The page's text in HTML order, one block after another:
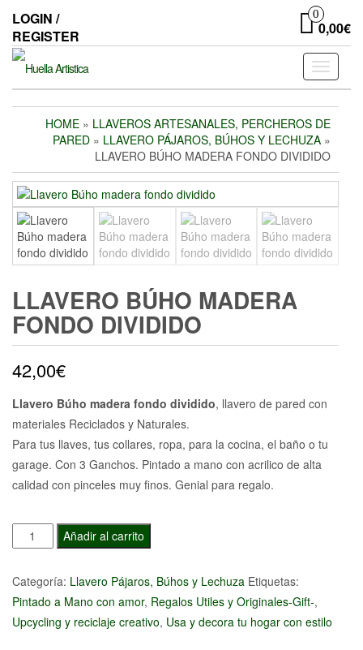
the
content
LOGIN /
REGISTER
0
0,00€
Toggle
HOME » LLAVEROS ARTESANALES, PERCHEROS DE
PARED » LLAVERO PÁJAROS, BÚHOS Y LECHUZA »
LLAVERO BÚHO MADERA FONDO DIVIDIDO
LLAVERO BÚHO MADERA
FONDO DIVIDIDO
42,00€
Llavero Búho madera fondo dividido, llavero de pared con
materiales Reciclados y Naturales.
Para tus llaves, tus collares, ropa, para la cocina, el baño o tu
garage. Con 3 Ganchos. Pintado a mano con acrilico de alta
calidad con pinceles muy finos. Genial para regalo.
Llavero
Búho
madera
fondo
dividido
cantidad
Añadir al carrito
Categoría: Llavero Pájaros, Búhos y Lechuza Etiquetas:
Pintado a Mano con amor, Regalos Utiles y Originales-Gift-,
Upcycling y reciclaje creativo, Usa y decora tu hogar con estilo